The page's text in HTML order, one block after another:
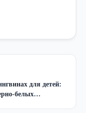
для детей:
белых